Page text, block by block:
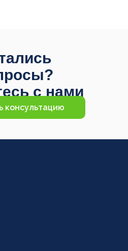
с нами
консультацию